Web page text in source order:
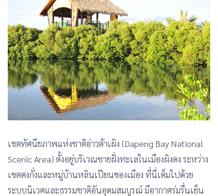
เขตทัศนียภาพแห่งชาติอ่าวต้าเผิง (Dapeng Bay National
Scenic Area) ตั้งอยู่บริเวณชายฝั่งทะเลในเมืองผิงตง ระหว่าง
เขตตงกั่งและหมู่บ้านหลินเปียนของเมือง ที่นี่เต็มไปด้วย
ระบบนิเวศและธรรมชาติอันอุดมสมบูรณ์ มีอากาศร่มรื่นเย็น